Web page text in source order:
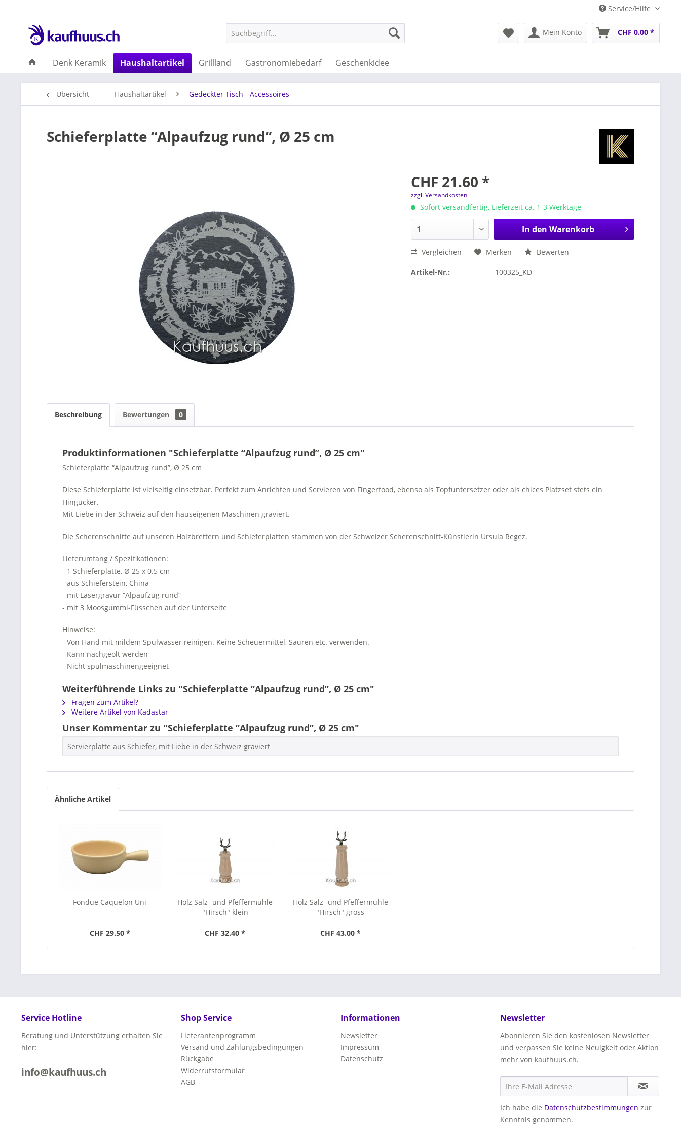
Service/Hilfe
Mein Konto CHF 0.00 *
Denk Keramik Haushaltartikel Grillland Gastronomiebedarf Geschenkidee
Übersicht Haushaltartikel Gedeckter Tisch - Accessoires
Schieferplatte “Alpaufzug rund”, Ø 25 cm
CHF 21.60 *
zzgl. Versandkosten
Sofort versandfertig, Lieferzeit ca. 1-3 Werktage
In den Warenkorb
Vergleichen Merken Bewerten
Artikel-Nr.: 100325_KD
Beschreibung Bewertungen 0
Produktinformationen "Schieferplatte “Alpaufzug rund”, Ø 25 cm"
Schieferplatte “Alpaufzug rund”, Ø 25 cm
Diese Schieferplatte ist vielseitig einsetzbar. Perfekt zum Anrichten und Servieren von Fingerfood, ebenso als Topfuntersetzer oder als chices Platzset stets ein
Hingucker.
Mit Liebe in der Schweiz auf den hauseigenen Maschinen graviert.
Die Scherenschnitte auf unseren Holzbrettern und Schieferplatten stammen von der Schweizer Scherenschnitt-Künstlerin Ursula Regez.
Lieferumfang / Spezifikationen:
- 1 Schieferplatte, Ø 25 x 0.5 cm
- aus Schieferstein, China
- mit Lasergravur “Alpaufzug rund”
- mit 3 Moosgummi-Füsschen auf der Unterseite
Hinweise:
- Von Hand mit mildem Spülwasser reinigen. Keine Scheuermittel, Säuren etc. verwenden.
- Kann nachgeölt werden
- Nicht spülmaschinengeeignet
Weiterführende Links zu "Schieferplatte “Alpaufzug rund”, Ø 25 cm"
Fragen zum Artikel?
Weitere Artikel von Kadastar
Unser Kommentar zu "Schieferplatte “Alpaufzug rund”, Ø 25 cm"
Servierplatte aus Schiefer, mit Liebe in der Schweiz graviert
Ähnliche Artikel
Fondue Caquelon Uni
CHF 29.50 *
Holz Salz- und Pfeffermühle
"Hirsch" klein
CHF 32.40 *
Holz Salz- und Pfeffermühle
"Hirsch" gross
CHF 43.00 *
Service Hotline
Beratung und Unterstützung erhalten Sie
hier:
info@kaufhuus.ch
Shop Service
Lieferantenprogramm
Versand und Zahlungsbedingungen
Rückgabe
Widerrufsformular
AGB
Informationen
Newsletter
Impressum
Datenschutz
Newsletter
Abonnieren Sie den kostenlosen Newsletter
und verpassen Sie keine Neuigkeit oder Aktion
mehr von kaufhuus.ch.
Ich habe die Datenschutzbestimmungen zur
Kenntnis genommen.